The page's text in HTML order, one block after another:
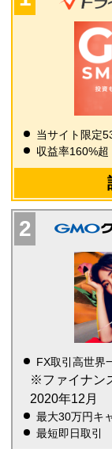
当サイト限定
収益率160%超
FX取引高世界
※ファイナン
2020年12月
最大30万円キ
最短即日取引